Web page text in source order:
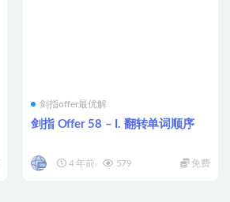
剑指offer最优解
剑指 Offer 58 – I. 翻转单词顺序
4 年前 579 免费